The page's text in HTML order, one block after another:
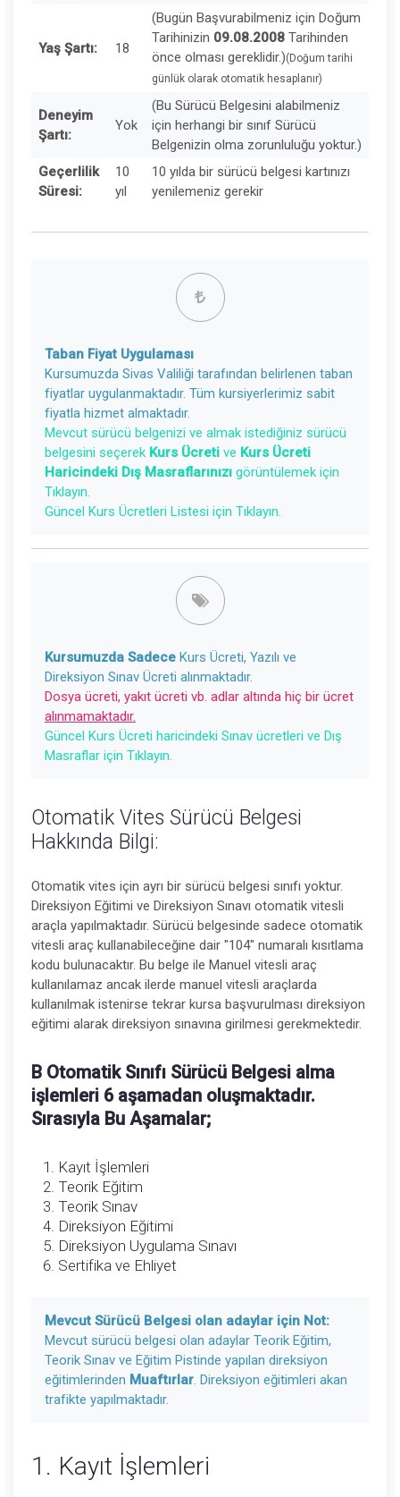
Yaş Şartı: 18
(Bugün Başvurabilmeniz için Doğum
Tarihinizin 09.08.2008 Tarihinden
önce olması gereklidir.)(Doğum tarihi
günlük olarak otomatik hesaplanır)
Deneyim
Şartı:
Yok
(Bu Sürücü Belgesini alabilmeniz
için herhangi bir sınıf Sürücü
Belgenizin olma zorunluluğu yoktur.)
Geçerlilik
Süresi:
10
yıl
10 yılda bir sürücü belgesi kartınızı
yenilemeniz gerekir
Taban Fiyat Uygulaması
Kursumuzda Sivas Valiliği tarafından belirlenen taban
fiyatlar uygulanmaktadır. Tüm kursiyerlerimiz sabit
fiyatla hizmet almaktadır.
Mevcut sürücü belgenizi ve almak istediğiniz sürücü
belgesini seçerek Kurs Ücreti ve Kurs Ücreti
Haricindeki Dış Masraflarınızı görüntülemek için
Tıklayın.
Güncel Kurs Ücretleri Listesi için Tıklayın.
Kursumuzda Sadece Kurs Ücreti, Yazılı ve
Direksiyon Sınav Ücreti alınmaktadır.
Dosya ücreti, yakıt ücreti vb. adlar altında hiç bir ücret
alınmamaktadır.
Güncel Kurs Ücreti haricindeki Sınav ücretleri ve Dış
Masraflar için Tıklayın.
Otomatik Vites Sürücü Belgesi
Hakkında Bilgi:
Otomatik vites için ayrı bir sürücü belgesi sınıfı yoktur.
Direksiyon Eğitimi ve Direksiyon Sınavı otomatik vitesli
araçla yapılmaktadır. Sürücü belgesinde sadece otomatik
vitesli araç kullanabileceğine dair "104" numaralı kısıtlama
kodu bulunacaktır. Bu belge ile Manuel vitesli araç
kullanılamaz ancak ilerde manuel vitesli araçlarda
kullanılmak istenirse tekrar kursa başvurulması direksiyon
eğitimi alarak direksiyon sınavına girilmesi gerekmektedir.
B Otomatik Sınıfı Sürücü Belgesi alma
işlemleri 6 aşamadan oluşmaktadır.
Sırasıyla Bu Aşamalar;
Kayıt İşlemleri
Teorik Eğitim
Teorik Sınav
Direksiyon Eğitimi
Direksiyon Uygulama Sınavı
Sertifika ve Ehliyet
Mevcut Sürücü Belgesi olan adaylar için Not:
Mevcut sürücü belgesi olan adaylar Teorik Eğitim,
Teorik Sınav ve Eğitim Pistinde yapılan direksiyon
eğitimlerinden Muaftırlar. Direksiyon eğitimleri akan
trafikte yapılmaktadır.
1. Kayıt İşlemleri